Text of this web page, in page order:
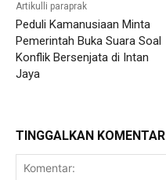
Artikulli paraprak
Peduli Kamanusiaan Minta
Pemerintah Buka Suara Soal
Konflik Bersenjata di Intan
Jaya
TINGGALKAN KOMENTAR